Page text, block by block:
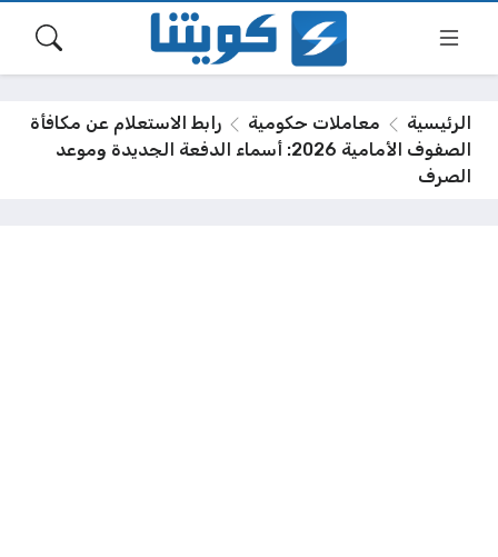
الرئيسية معاملات حكومية
رابط الاستعلام عن مكافأة
الصفوف الأمامية 2026: أسماء الدفعة الجديدة وموعد
الصرف